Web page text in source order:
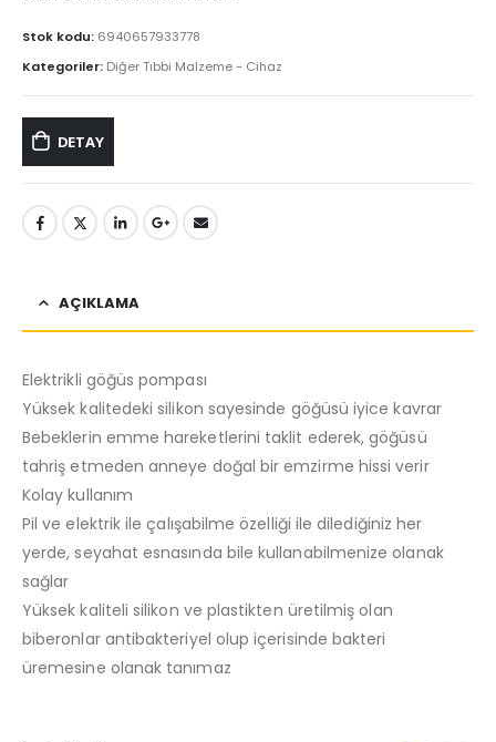
Stok kodu: 6940657933778
Kategoriler: Diğer Tıbbi Malzeme - Cihaz
DETAY
AÇIKLAMA
Elektrikli göğüs pompası
Yüksek kalitedeki silikon sayesinde göğüsü iyice kavrar
Bebeklerin emme hareketlerini taklit ederek, göğüsü
tahriş etmeden anneye doğal bir emzirme hissi verir
Kolay kullanım
Pil ve elektrik ile çalışabilme özelliği ile dilediğiniz her
yerde, seyahat esnasında bile kullanabilmenize olanak
sağlar
Yüksek kaliteli silikon ve plastikten üretilmiş olan
biberonlar antibakteriyel olup içerisinde bakteri
üremesine olanak tanımaz